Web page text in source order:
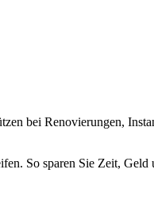
bei Renovierungen,
So sparen Sie Zeit, Geld